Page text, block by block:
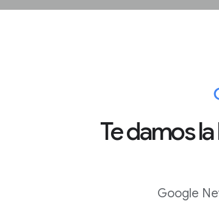
Te damos
Google
cómo los
tu sitio
de la Búsqueda